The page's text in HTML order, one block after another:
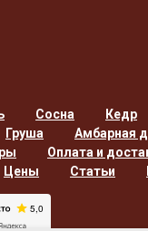
Сосна Кедр
Груша
Амбарная
Оплата и
Цены Статьи